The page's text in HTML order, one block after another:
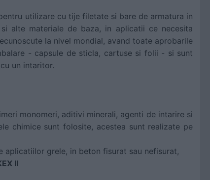
utilizare cu tije filetate si bare de armatura in
alte materiale de baza, in aplicatii ce necesita
la nivel mondial, avand toate aprobarile
- capsule de sticla, cartuse si folii - si sunt
un intaritor.
monomeri, aditivi minerali, agenti de intarire si
chimice sunt folosite, acestea sunt realizate pe
aplicatiilor grele, in beton fisurat sau nefisurat,
II